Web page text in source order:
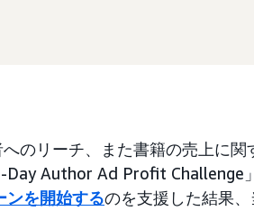
のリーチ、また書籍の売上に関
Day Author Ad Profit Challenge
ンを開始するのを支援した結果